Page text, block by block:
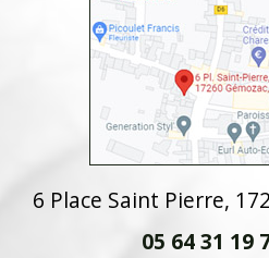
6 Place Saint Pierre,
05 64 31 19